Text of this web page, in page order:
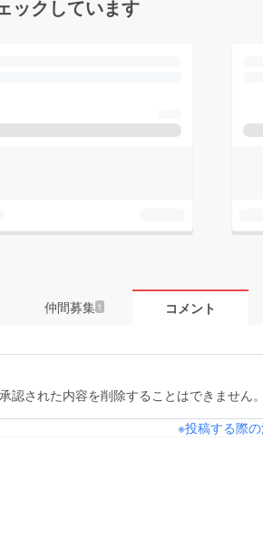
ックしています
仲間募集 1 コメント
された内容を削除することはできません。
※投稿する際